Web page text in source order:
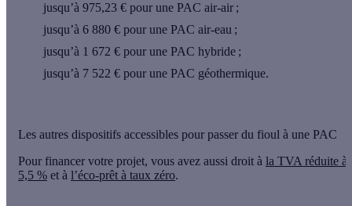
jusqu’à 975,23 € pour une PAC air-air ;
jusqu’à 6 880 € pour une PAC air-eau ;
jusqu’à 1 672 € pour une PAC hybride ;
jusqu’à 7 522 € pour une PAC géothermique.
Les autres dispositifs accessibles pour passer du fioul à une PAC
Pour financer votre projet, vous avez aussi droit à la TVA réduite à
5,5 % et à l’éco-prêt à taux zéro.